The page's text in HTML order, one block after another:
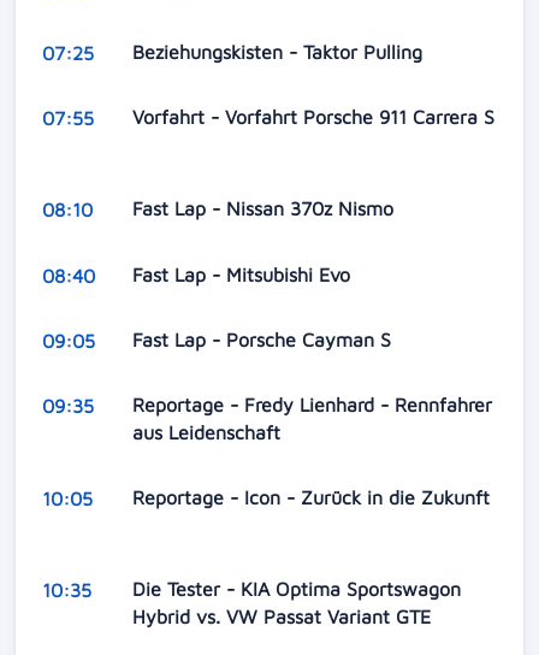
07:25 Beziehungskisten - Taktor Pulling
07:55 Vorfahrt - Vorfahrt Porsche 911 Carrera S
08:10 Fast Lap - Nissan 370z Nismo
08:40 Fast Lap - Mitsubishi Evo
09:05 Fast Lap - Porsche Cayman S
09:35
Reportage - Fredy Lienhard - Rennfahrer
aus Leidenschaft
10:05 Reportage - Icon - Zurück in die Zukunft
10:35
Die Tester - KIA Optima Sportswagon
Hybrid vs. VW Passat Variant GTE